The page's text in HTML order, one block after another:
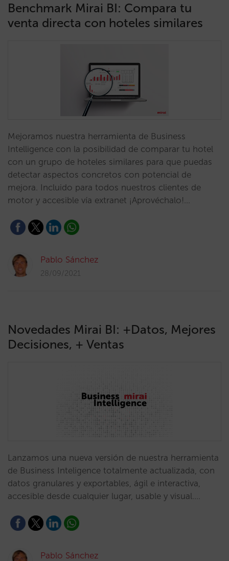
Benchmark Mirai BI: Compara tu
venta directa con hoteles similares
Mejoramos nuestra herramienta de Business
Intelligence con la posibilidad de comparar tu hotel
con un grupo de hoteles similares para que puedas
detectar aspectos concretos con potencial de
mejora. Incluido para todos nuestros clientes de
motor y accesible vía extranet ¡Aprovéchalo!…
Pablo Sánchez
28/09/2021
Novedades Mirai BI: +Datos, Mejores
Decisiones, + Ventas
Lanzamos una nueva versión de nuestra herramienta
de Business Inteligence totalmente actualizada, con
datos granulares y exportables, ágil e interactiva,
accesible desde cualquier lugar, usable y visual.…
Pablo Sánchez